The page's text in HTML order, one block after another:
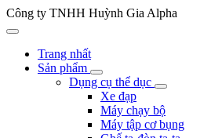
Công ty TNHH Huỳnh Gia Alpha
Trang nhất
Sản phẩm
Dụng cụ thể dục
Xe đạp
Máy chạy bộ
Máy tập cơ bụng